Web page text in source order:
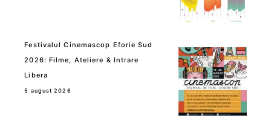
Festivalul Cinemascop Eforie Sud
2026: Filme, Ateliere & Intrare
Libera
5 august 2026